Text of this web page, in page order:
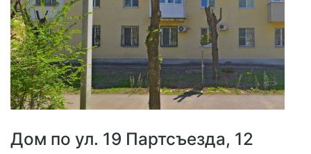
Дом по ул. 19 Партсъезда, 12